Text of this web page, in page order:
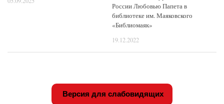
России Любовью Папета в
библиотеке им. Маяковского
«Библиомаяк»
19.12.2022
Версия для слабовидящих